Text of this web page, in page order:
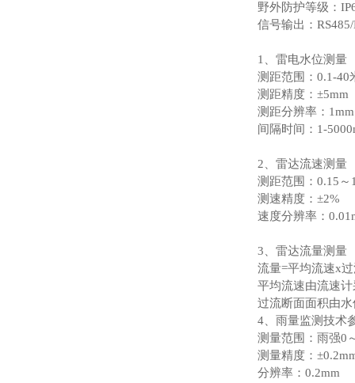
野外防护等级：
信号输出：
1、雷电水位测量
测距范围：0.1-40
测距精度：±5mm
测距分辨率：1mm
间隔时间：1-
2、雷达流速测量
测距范围：0.15～
测速精度：±2%
速度分辨率：
3、雷达流量测量
流量=平均流速x
平均流速由流速
过流断面面积由
4、雨量监测技术
测量范围：雨强0
测量精度：
分辨率：0.2mm